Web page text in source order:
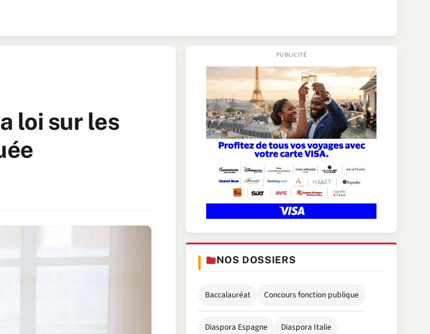
loi sur les
NOS DOSSIERS
Baccalauréat Concours fonction publique
Diaspora Espagne Diaspora Italie